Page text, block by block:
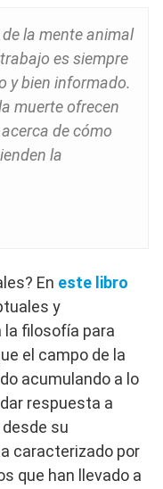
la mente animal
es siempre
y bien informado.
muerte ofrecen
de cómo
la
En este libro
y
filosofía para
el campo de la
acumulando a lo
respuesta a
su
caracterizado por
que han llevado a